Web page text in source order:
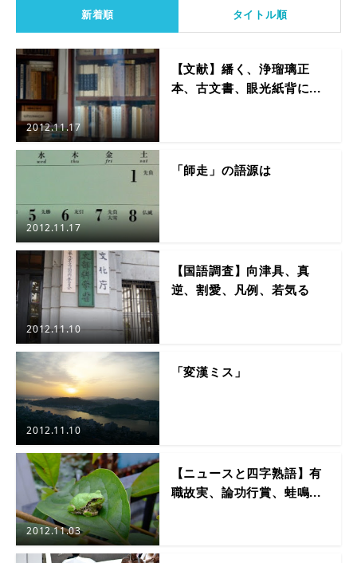
新着順 タイトル順
2012.11.17
【文献】繙く、浄瑠璃正
本、古文書、眼光紙背に...
2012.11.17
「師走」の語源は
2012.11.10
【国語調査】向津具、真
逆、割愛、凡例、若気る
2012.11.10
「変漢ミス」
2012.11.03
【ニュースと四字熟語】有
職故実、論功行賞、蛙鳴...